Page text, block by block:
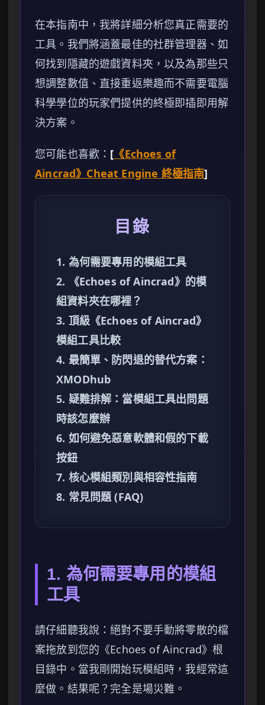
在本指南中，我將詳細分析您真正需要的
工具。我們將涵蓋最佳的社群管理器、如
何找到隱藏的遊戲資料夾，以及為那些只
想調整數值、直接重返樂趣而不需要電腦
科學學位的玩家們提供的終極即插即用解
決方案。
您可能也喜歡： [ 《Echoes of
Aincrad》Cheat Engine 終極指南]
目錄
1. 為何需要專用的模組工具
2. 《Echoes of Aincrad》的模
組資料夾在哪裡？
3. 頂級《Echoes of Aincrad》
模組工具比較
4. 最簡單、防閃退的替代方案：
XMODhub
5. 疑難排解：當模組工具出問題
時該怎麼辦
6. 如何避免惡意軟體和假的下載
按鈕
7. 核心模組類別與相容性指南
8. 常見問題 (FAQ)
1. 為何需要專用的模組
工具
請仔細聽我說：絕對不要手動將零散的檔
案拖放到您的《Echoes of Aincrad》根
目錄中。當我剛開始玩模組時，我經常這
麼做。結果呢？完全是場災難。